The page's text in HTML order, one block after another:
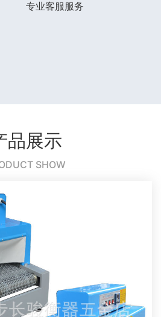
专业客服服务
品展示
SHOW